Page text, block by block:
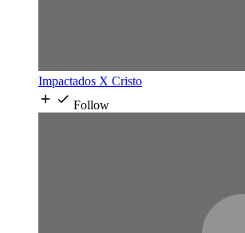
Impactados X Cristo
Follow